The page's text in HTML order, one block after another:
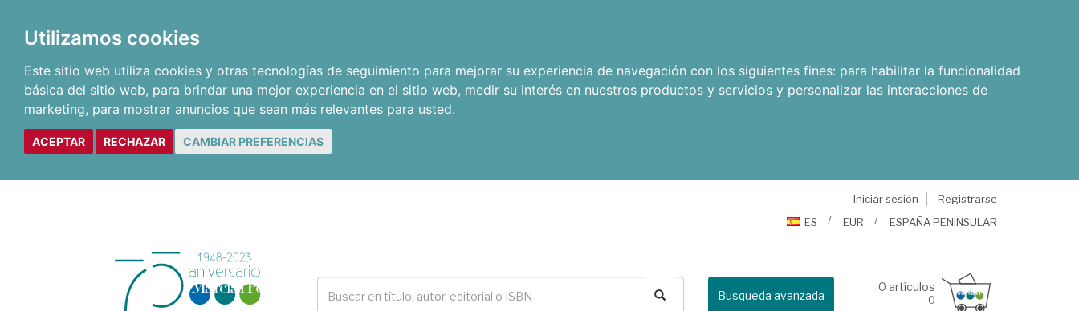
Utilizamos cookies
Este sitio web utiliza cookies y otras tecnologías de seguimiento para mejorar su experiencia de navegación con los siguientes fines: para habilitar la funcionalidad
básica del sitio web, para brindar una mejor experiencia en el sitio web, medir su interés en nuestros productos y servicios y personalizar las interacciones de
marketing, para mostrar anuncios que sean más relevantes para usted.
ACEPTAR RECHAZAR CAMBIAR PREFERENCIAS
Iniciar sesión
Registrarse
ES
EUR ESPAÑA PENINSULAR
Busqueda avanzada
0 artículos
0